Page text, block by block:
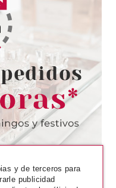
PONY 1
VP.
y de terceros para
publicidad